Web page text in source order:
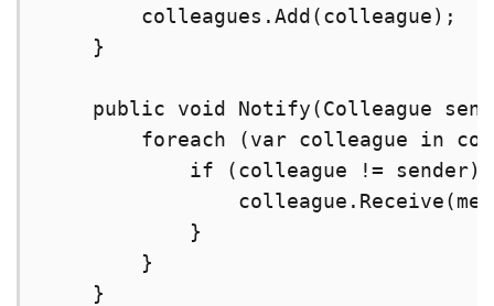
        colleagues.Add(colleague);
    }
public void Notify(Colleague
foreach (var colleague in
if (colleague != sender)
            }
        }
    }